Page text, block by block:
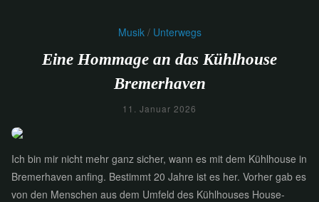
Musik/ Unterwegs
Eine Hommage an das Kühlhouse
Bremerhaven
11. Januar 2026
Ich bin mir nicht mehr ganz sicher, wann es mit dem Kühlhouse in
Bremerhaven anfing. Bestimmt 20 Jahre ist es her. Vorher gab es
von den Menschen aus dem Umfeld des Kühlhouses House-